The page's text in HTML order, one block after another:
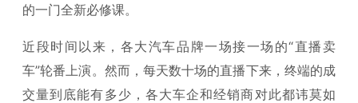
的一门全新必修课。
近段时间以来，各大汽车品牌一场接一场的“直播卖
车”轮番上演。然而，每天数十场的直播下来，终端的成
交量到底能有多少，各大车企和经销商对此都讳莫如